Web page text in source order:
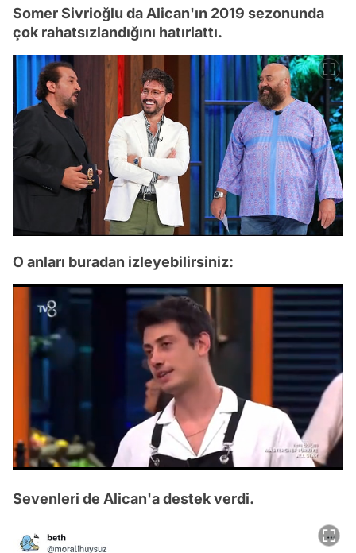
Somer Sivrioğlu da Alican'ın 2019 sezonunda
çok rahatsızlandığını hatırlattı.
O anları buradan izleyebilirsiniz:
/
Sevenleri de Alican'a destek verdi.